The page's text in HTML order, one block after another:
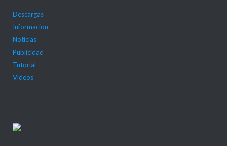
Descargas
Informacion
Noticias
Publicidad
Tutorial
Videos